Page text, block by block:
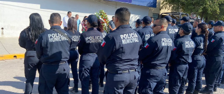
conocer las cuatro regiones del estado con estancias de
una o dos noches.
El número exacto de paquetes vendidos o apartados por
las agencias solo se conocerá al cierre de la temporada,
dijo Alonso.
También lee:Gallardo arranca operativo de seguridad para